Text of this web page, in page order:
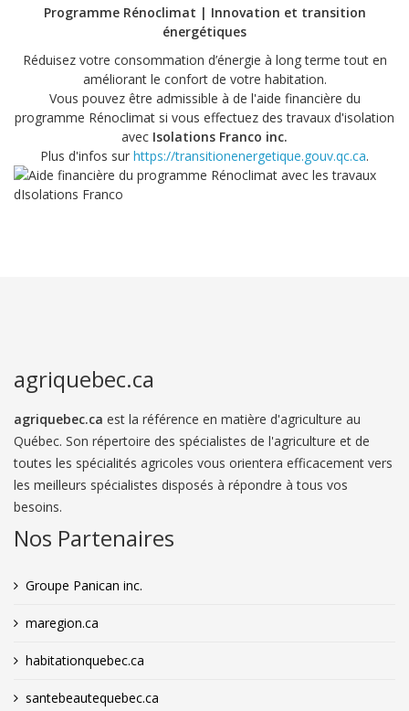
Programme Rénoclimat | Innovation et transition
énergétiques
Réduisez votre consommation d’énergie à long terme tout en
améliorant le confort de votre habitation.
Vous pouvez être admissible à de l'aide financière du
programme Rénoclimat si vous effectuez des travaux d'isolation
avec Isolations Franco inc.
Plus d'infos sur https://transitionenergetique.gouv.qc.ca.
agriquebec.ca
agriquebec.ca est la référence en matière d'agriculture au
Québec. Son répertoire des spécialistes de l'agriculture et de
toutes les spécialités agricoles vous orientera efficacement vers
les meilleurs spécialistes disposés à répondre à tous vos
besoins.
Nos Partenaires
Groupe Panican inc.
maregion.ca
habitationquebec.ca
santebeautequebec.ca